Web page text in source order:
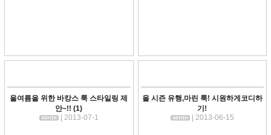
올여름을 위한 바캉스 룩 스타일링 제
안~!!(1)
| 2013-07-1
올 시즌 유행,마린 룩! 시원하게코디하
기!
| 2013-06-15